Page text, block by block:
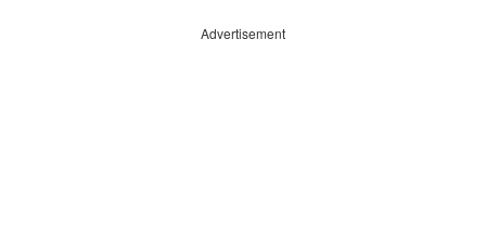
Advertisement